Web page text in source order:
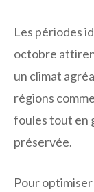
Les périodes
octobre
un climat
régions
foules tout en
préservée.
Pour